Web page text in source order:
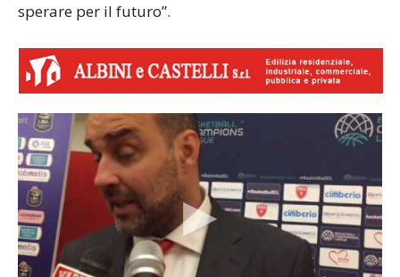
sperare per il futuro”.